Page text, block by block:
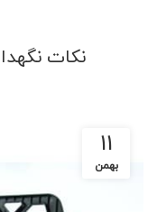
نکات
11
بهمن